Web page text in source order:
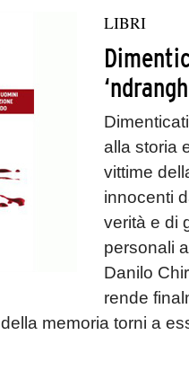
LIBRI
alla storia
vittime
innocenti
verità e di
personali
Danilo
rende
memoria torni a